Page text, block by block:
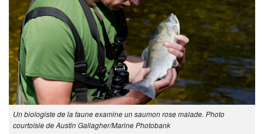
Un biologiste de la faune examine un saumon rose malade. Photo
courtoisie de Austin Gallagher/Marine Photobank